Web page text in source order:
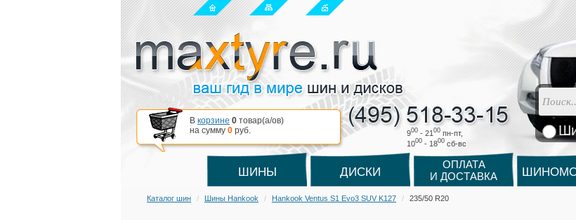
900 - 21 00 пн-пт,
1000 - 1800 cб-вс
В корзине 0 товар(a/ов)
на сумму 0 руб.
ШИНЫ ДИСКИ
ОПЛАТА
И ДОСТАВКА
Каталог шин Шины Hankook Hankook Ventus S1 Evo3 SUV K127 235/50 R20